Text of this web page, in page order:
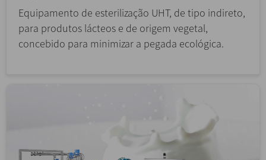
Equipamento de esterilização UHT, de tipo indireto,
para produtos lácteos e de origem vegetal,
concebido para minimizar a pegada ecológica.